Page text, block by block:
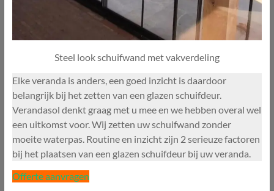
Steel look schuifwand met vakverdeling
Elke veranda is anders, een goed inzicht is daardoor
belangrijk bij het zetten van een glazen schuifdeur.
Verandasol denkt graag met u mee en we hebben overal wel
een uitkomst voor. Wij zetten uw schuifwand zonder
moeite waterpas. Routine en inzicht zijn 2 serieuze factoren
bij het plaatsen van een glazen schuifdeur bij uw veranda.
Offerte aanvragen